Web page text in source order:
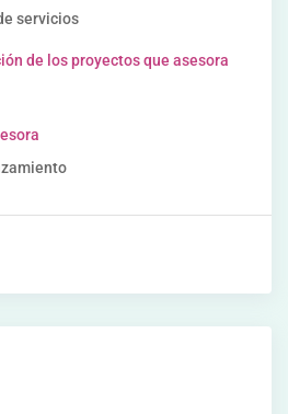
servicios
de los proyectos que asesora